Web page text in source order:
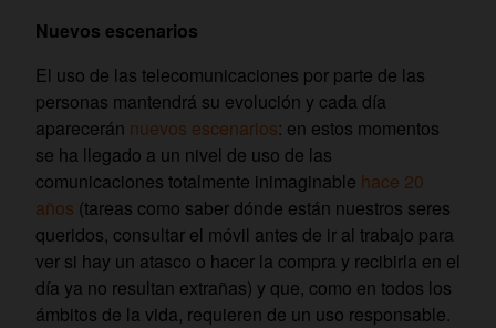
Nuevos escenarios
El uso de las telecomunicaciones por parte de las
personas mantendrá su evolución y cada día
aparecerán nuevos escenarios: en estos momentos
se ha llegado a un nivel de uso de las
comunicaciones totalmente inimaginable hace 20
años (tareas como saber dónde están nuestros seres
queridos, consultar el móvil antes de ir al trabajo para
ver si hay un atasco o hacer la compra y recibirla en el
día ya no resultan extrañas) y que, como en todos los
ámbitos de la vida, requieren de un uso responsable.